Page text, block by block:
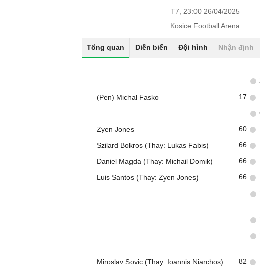
T7, 23:00 26/04/2025
Kosice Football Arena
Tổng quan Diễn biến Đội hình Nhận định
(Pen) Michal Fasko 17
Zyen Jones 60
Szilard Bokros (Thay: Lukas Fabis) 66
Daniel Magda (Thay: Michail Domik) 66
Luis Santos (Thay: Zyen Jones) 66
Miroslav Sovic (Thay: Ioannis Niarchos) 82